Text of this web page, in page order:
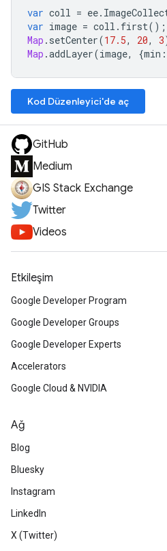
var coll = ee.
var image = coll . first();
Map . setCenter(17.5, 20, 3
Map .addLayer(image, {min :
Kod Düzenleyici'de aç
GitHub
Medium
GIS Stack Exchange
Twitter
Videos
Etkileşim
Google Developer Program
Google Developer Groups
Google Developer Experts
Accelerators
Google Cloud & NVIDIA
Ağ
Blog
Bluesky
Instagram
LinkedIn
X (Twitter)